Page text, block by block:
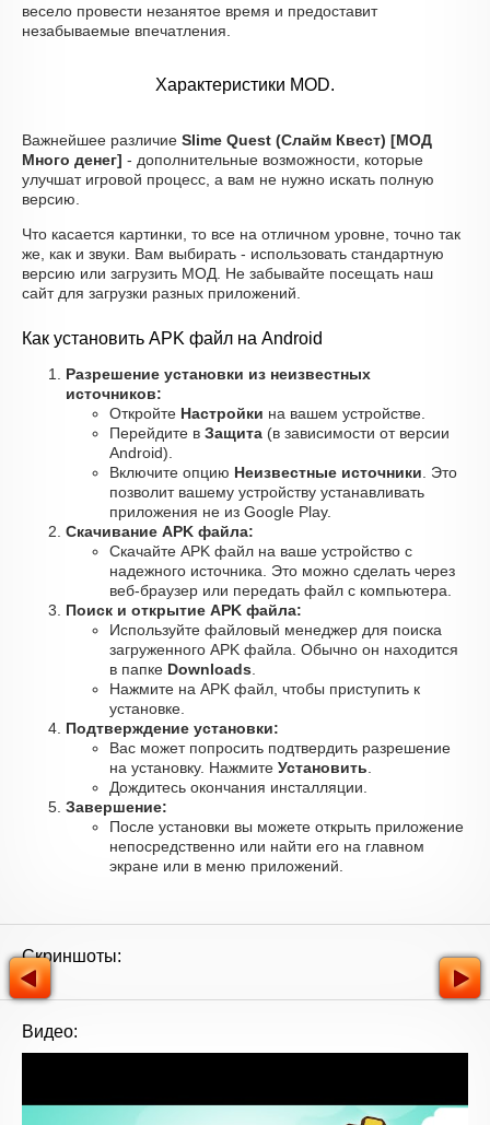
весело провести незанятое время и предоставит
незабываемые впечатления.
Характеристики MOD.
Важнейшее различие Slime Quest (Слайм Квест) [МОД
Много денег] - дополнительные возможности, которые
улучшат игровой процесс, а вам не нужно искать полную
версию.
Что касается картинки, то все на отличном уровне, точно так
же, как и звуки. Вам выбирать - использовать стандартную
версию или загрузить МОД. Не забывайте посещать наш
сайт для загрузки разных приложений.
Как установить APK файл на Android
Разрешение установки из неизвестных
источников:
Откройте Настройки на вашем устройстве.
Перейдите в Защита (в зависимости от версии
Android).
Включите опцию Неизвестные источники . Это
позволит вашему устройству устанавливать
приложения не из Google Play.
Скачивание APK файла:
Скачайте APK файл на ваше устройство с
надежного источника. Это можно сделать через
веб-браузер или передать файл с компьютера.
Поиск и открытие APK файла:
Используйте файловый менеджер для поиска
загруженного APK файла. Обычно он находится
в папке Downloads
Нажмите на APK файл, чтобы приступить к
установке.
Подтверждение установки:
Вас может попросить подтвердить разрешение
на установку. Нажмите Установить
Дождитесь окончания инсталляции.
Завершение:
После установки вы можете открыть приложение
непосредственно или найти его на главном
экране или в меню приложений.
Скриншоты:
Видео: